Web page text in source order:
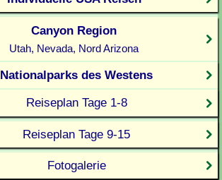
Canyon Region
Utah, Nevada, Nord Arizona
Nationalparks des Westens
Reiseplan Tage 1-8
Reiseplan Tage 9-15
Fotogalerie